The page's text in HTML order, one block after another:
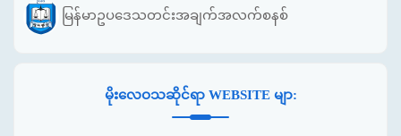
မြန်မာဥပဒေသတင်းအချက်အလက်စနစ်
မိုးလေဝသဆိုင်ရာ WEBSITE မျာ: